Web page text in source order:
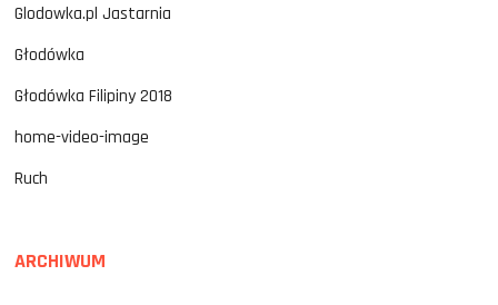
Glodowka.pl Jastarnia
Głodówka
Głodówka Filipiny 2018
home-video-image
Ruch
ARCHIWUM